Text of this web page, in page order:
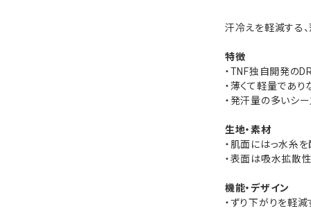
汗冷えを軽減する
特徴
・TNF独自開発の
・薄くて軽量であ
・発汗量の多いシ
生地・素材
・肌面にはっ水糸を
・表面は吸水拡散
機能・デザイン
・ずり下がりを軽